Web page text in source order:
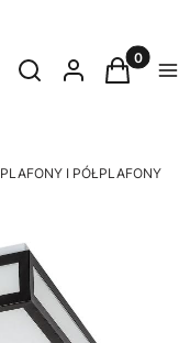
Otwórz
SzukajZaloguj sięKoszyk
PLAFONY I PÓŁPLAFONY